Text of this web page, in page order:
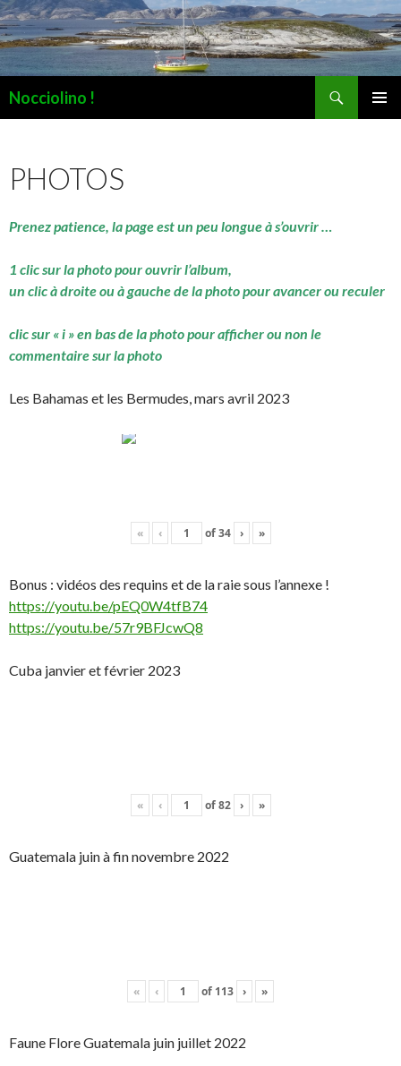
Nocciolino !
PHOTOS
Prenez patience, la page est un peu longue à s’ouvrir …
1 clic sur la photo pour ouvrir l’album,
un clic à droite ou à gauche de la photo pour avancer ou reculer
clic sur « i » en bas de la photo pour afficher ou non le
commentaire sur la photo
Les Bahamas et les Bermudes, mars avril 2023
« ‹ of34 › »
Bonus : vidéos des requins et de la raie sous l’annexe !
https://youtu.be/pEQ0W4tfB74
https://youtu.be/57r9BFJcwQ8
Cuba janvier et février 2023
« ‹ of82 › »
Guatemala juin à fin novembre 2022
« ‹ of 113 › »
Faune Flore Guatemala juin juillet 2022